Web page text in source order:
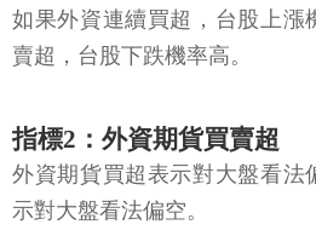
如果外資連續買超，台股上漲
賣超，台股下跌機率高。
指標2：外資期貨買賣超
外資期貨買超表示對大盤看法
示對大盤看法偏空。